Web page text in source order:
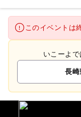
このイベントは
いこーよ
長